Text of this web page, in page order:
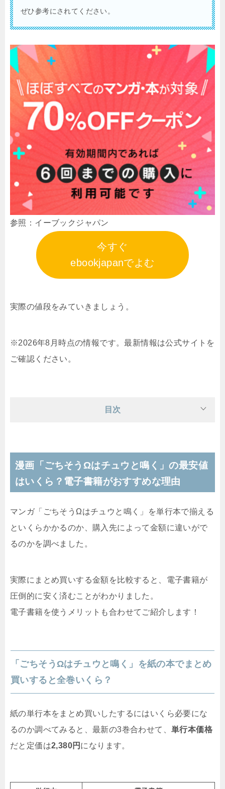
ぜひ参考にされてください。
参照：イーブックジャパン
今すぐ
ebookjapanでよむ
実際の値段をみていきましょう。
※2026年8月時点の情報です。最新情報は公式サイトを
ご確認ください。
目次
漫画「ごちそうΩはチュウと鳴く」の最安値
はいくら？電子書籍がおすすめな理由
マンガ「ごちそうΩはチュウと鳴く」を単行本で揃える
といくらかかるのか、購入先によって金額に違いがで
るのかを調べました。
実際にまとめ買いする金額を比較すると、電子書籍が
圧倒的に安く済むことがわかりました。
電子書籍を使うメリットも合わせてご紹介します！
「ごちそうΩはチュウと鳴く」を紙の本でまとめ
買いすると全巻いくら？
紙の単行本をまとめ買いしたするにはいくら必要にな
るのか調べてみると、最新の3巻合わせて、 単行本価格
だと定価は2,380円 になります。